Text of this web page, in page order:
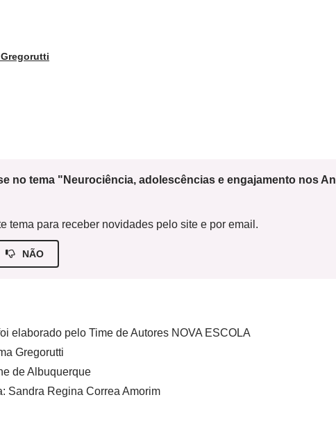
no tema "Neurociência, adolescências e engajamento nos
tema para receber novidades pelo site e por email.
NÃO
elaborado pelo Time de Autores NOVA ESCOLA
Gregorutti
de Albuquerque
Sandra Regina Correa Amorim